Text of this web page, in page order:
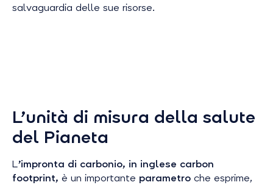
salvaguardia delle sue risorse.
L’unità di misura della salute
del Pianeta
L’impronta di carbonio, in inglese carbon
footprint, è un importante parametro che esprime,